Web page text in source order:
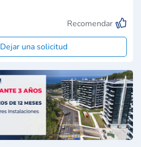
Recomendar
Dejar una solicitud